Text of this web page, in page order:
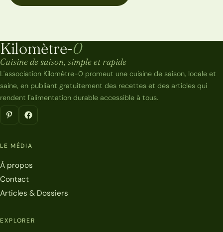
Kilomètre-0
Kilomètre-0
Cuisine de saison, simple et rapide
L'association Kilomètre-0 promeut une cuisine de saison, locale et
saine, en publiant gratuitement des recettes et des articles qui
rendent l'alimentation durable accessible à tous.
LE MÉDIA
À propos
Contact
Articles & Dossiers
EXPLORER